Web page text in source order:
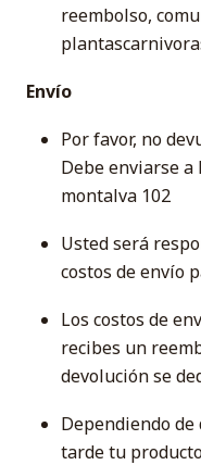
reembolso,
Envío
Por favor, no
Debe enviarse
montalva 102
Usted será
costos de envío
Los costos de
recibes un
devolución se
Dependiendo
tarde tu